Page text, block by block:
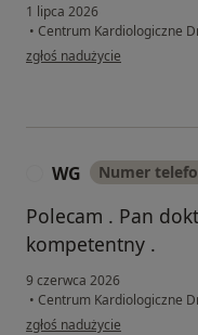
1 lipca 2026
• Centrum Kardiologiczne
w opinii użytkownika Darek
zgłoś nadużycie
WG Numer
Polecam . Pan
kompetentny .
9 czerwca 2026
• Centrum Kardiologiczne
w opinii użytkownika WG
zgłoś nadużycie